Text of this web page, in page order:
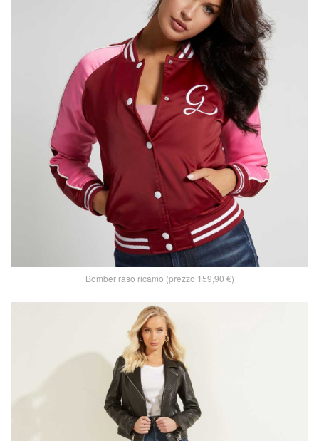
Bomber raso ricamo (prezzo 159,90 €)